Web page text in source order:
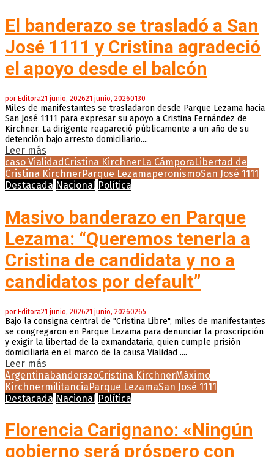
El banderazo se trasladó a San
José 1111 y Cristina agradeció
el apoyo desde el balcón
porEditora21 junio, 202621 junio, 20260130
Miles de manifestantes se trasladaron desde Parque Lezama hacia
San José 1111 para expresar su apoyo a Cristina Fernández de
Kirchner. La dirigente reapareció públicamente a un año de su
detención bajo arresto domiciliario....
Leer más
caso VialidadCristina KirchnerLa CámporaLibertad de
Cristina KirchnerParque LezamaperonismoSan José 1111
Destacada Nacional Política
Masivo banderazo en Parque
Lezama: “Queremos tenerla a
Cristina de candidata y no a
candidatos por default”
porEditora21 junio, 202621 junio, 20260265
Bajo la consigna central de "Cristina Libre", miles de manifestantes
se congregaron en Parque Lezama para denunciar la proscripción
y exigir la libertad de la exmandataria, quien cumple prisión
domiciliaria en el marco de la causa Vialidad ....
Leer más
ArgentinabanderazoCristina KirchnerMáximo
KirchnermilitanciaParque LezamaSan José 1111
Destacada Nacional Política
Florencia Carignano: «Ningún
gobierno será próspero con